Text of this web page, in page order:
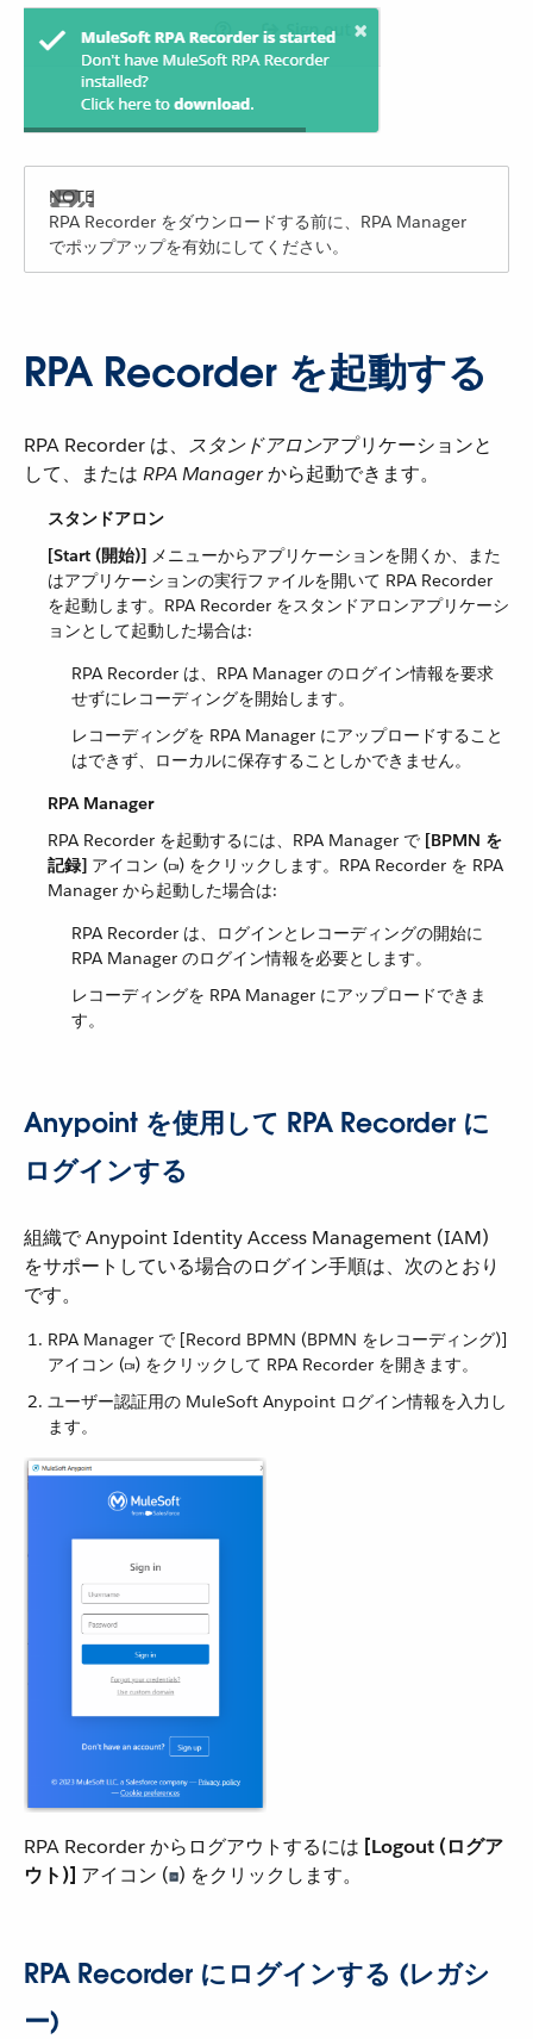
RPA Recorder をダウンロードする前に、RPA Manager
でポップアップを有効にしてください。
RPA Recorder を起動する
RPA Recorder は、​ スタンドアロン​アプリケーションと
して、または ​ RPA Manager​ から起動できます。
スタンドアロン
[Start (開始)] ​ メニューからアプリケーションを開くか、また
はアプリケーションの実行ファイルを開いて RPA Recorder
を起動します。RPA Recorder をスタンドアロンアプリケーシ
ョンとして起動した場合は:
RPA Recorder は、RPA Manager のログイン情報を要求
せずにレコーディングを開始します。
レコーディングを RPA Manager にアップロードすること
はできず、ローカルに保存することしかできません。
RPA Manager
RPA Recorder を起動するには、RPA Manager で ​ [BPMN を
記録] ​ アイコン (​ ​) をクリックします。RPA Recorder を RPA
Manager から起動した場合は:
RPA Recorder は、ログインとレコーディングの開始に
RPA Manager のログイン情報を必要とします。
レコーディングを RPA Manager にアップロードできま
す。
Anypoint を使用して RPA Recorder に
ログインする
組織で Anypoint Identity Access Management (IAM)
をサポートしている場合のログイン手順は、次のとおり
です。
RPA Manager で [Record BPMN (BPMN をレコーディング)]
アイコン (​ ​) をクリックして RPA Recorder を開きます。
ユーザー認証用の MuleSoft Anypoint ログイン情報を入力し
ます。
RPA Recorder からログアウトするには ​ [Logout (ログア
ウト)] ​ アイコン (​ ​) をクリックします。
RPA Recorder にログインする (レガシ
ー)